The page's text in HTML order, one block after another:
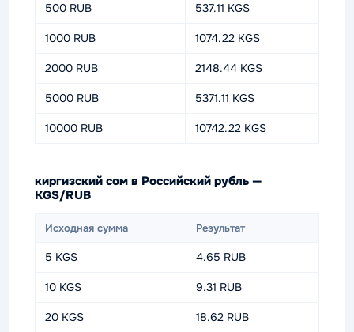
500 RUB 537.11 KGS
1000 RUB 1074.22 KGS
2000 RUB 2148.44 KGS
5000 RUB 5371.11 KGS
10000 RUB 10742.22 KGS
киргизский сом в Российский рубль —
KGS/RUB
Исходная сумма Результат
5 KGS 4.65 RUB
10 KGS 9.31 RUB
20 KGS 18.62 RUB